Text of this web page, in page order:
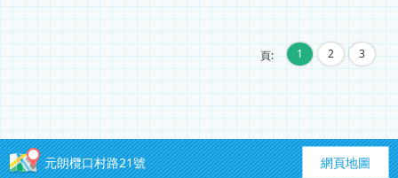
頁: 1 2 3
網頁地圖
元朗欖口村路21號